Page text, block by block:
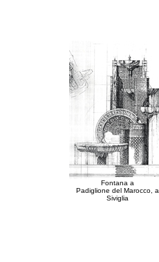
Fontana a
Padiglione del Marocco, a
Siviglia